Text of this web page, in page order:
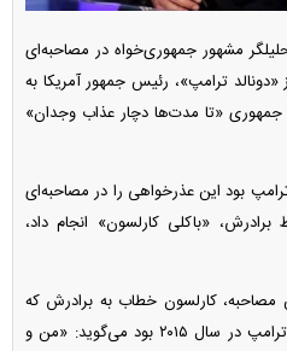
مشهور جمهوری‌خواه در مصاحبه‌ای
ترامپ»، رئیس جمهور آمریکا به
جمهوری «تا مدت‌ها دچار عذاب وجدان»
بود این عذرخواهی را در مصاحبه‌ای
«باکلی کارلسون» انجام داد،
کارلسون خطاب به برادرش که
مسئول نوشتن سخنرانی‌های دونالد ترامپ در سال ۲۰۱۵ بود می‌گوید: «من و